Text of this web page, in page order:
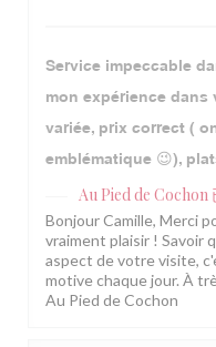
Service impeccable
mon expérience dans
variée, prix correct (
emblématique 😉),
Au Pied de Cochon
Bonjour Camille, Merci
vraiment plaisir ! Savoir
aspect de votre visite,
motive chaque jour. À
Au Pied de Cochon